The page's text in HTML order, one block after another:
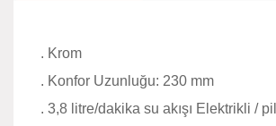
. Krom
. Konfor Uzunluğu: 230 mm
. 3,8 litre/dakika su akışı Elektrikli /